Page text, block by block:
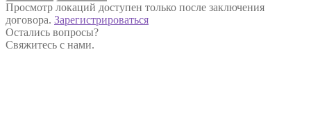
Просмотр локаций доступен только после заключения
договора. Зарегистрироваться
Остались вопросы?
Свяжитесь с нами.